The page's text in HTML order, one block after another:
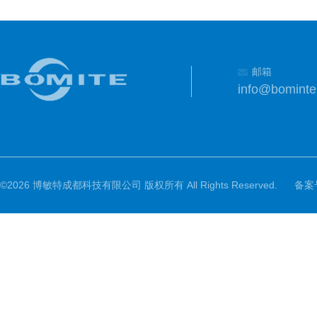
邮箱
©2026 博敏特成都科技有限公司 版权所有 All Rights Reserved. 备案